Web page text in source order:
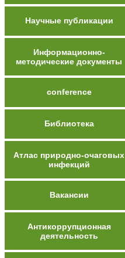
Научные публикации
Информационно-
методические документы
conference
Библиотека
Атлас природно-очаговых
инфекций
Вакансии
Антикоррупционная
деятельность